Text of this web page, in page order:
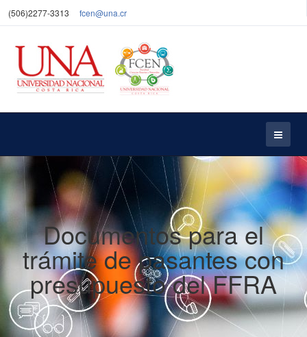
(506)2277-3313 fcen@una.cr
Documentos para el
trámite de pasantes con
presupuesto del FFRA